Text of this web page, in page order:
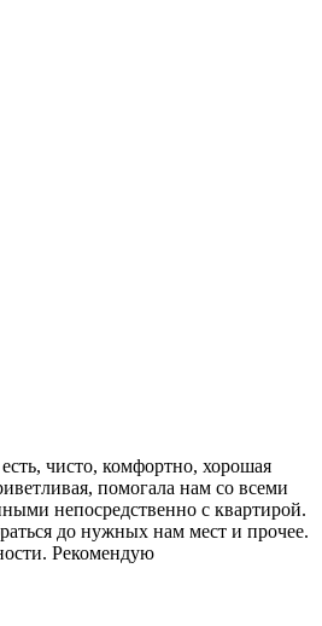
чисто, комфортно, хорошая
помогала нам со всеми
непосредственно с квартирой.
до нужных нам мест и прочее.
Рекомендую